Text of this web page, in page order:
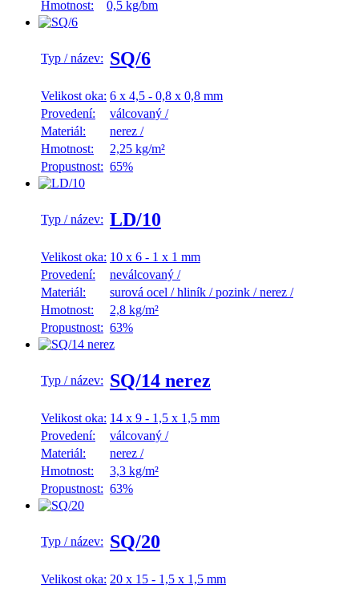
Hmotnost: 0,5 kg/bm
Typ / název: SQ/6
Velikost oka: 6 x 4,5 - 0,8 x 0,8 mm
Provedení:
válcovaný /
Materiál:
nerez /
Hmotnost:
2,25 kg/m²
Propustnost: 65%
Typ / název: LD/10
Velikost oka: 10 x 6 - 1 x 1 mm
Provedení:
neválcovaný /
Materiál:
surová ocel /hliník /pozink /nerez /
Hmotnost:
2,8 kg/m²
Propustnost: 63%
Typ / název: SQ/14 nerez
Velikost oka: 14 x 9 - 1,5 x 1,5 mm
Provedení:
válcovaný /
Materiál:
nerez /
Hmotnost:
3,3 kg/m²
Propustnost: 63%
Typ / název: SQ/20
Velikost oka: 20 x 15 - 1,5 x 1,5 mm